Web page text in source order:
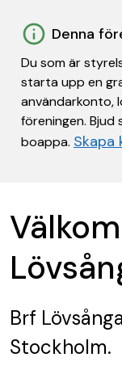
Denna
Du som är
starta upp en
användarkonto,
föreningen. Bjud
boappa. Skapa
Brf
Stockholm.